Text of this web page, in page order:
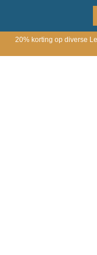
20% korting op diverse